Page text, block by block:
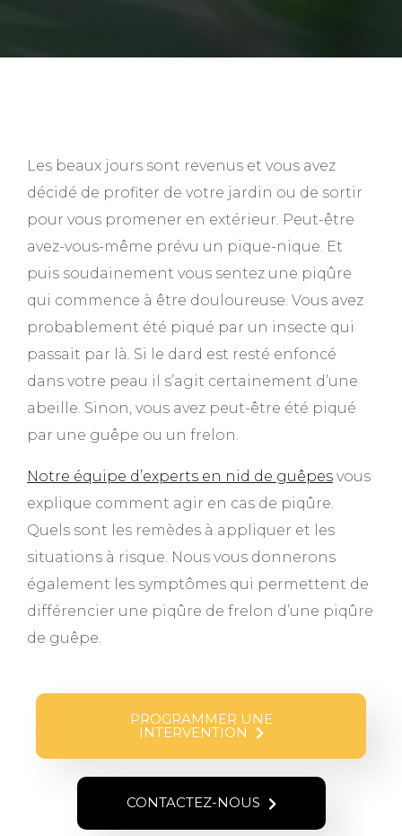
Les beaux jours sont revenus et vous avez
décidé de profiter de votre jardin ou de sortir
pour vous promener en extérieur. Peut-être
avez-vous-même prévu un pique-nique. Et
puis soudainement vous sentez une piqûre
qui commence à être douloureuse. Vous avez
probablement été piqué par un insecte qui
passait par là. Si le dard est resté enfoncé
dans votre peau il s’agit certainement d’une
abeille. Sinon, vous avez peut-être été piqué
par une guêpe ou un frelon.
Notre équipe d’experts en nid de guêpes vous
explique comment agir en cas de piqûre.
Quels sont les remèdes à appliquer et les
situations à risque. Nous vous donnerons
également les symptômes qui permettent de
différencier une piqûre de frelon d’une piqûre
de guêpe.
PROGRAMMER UNE
INTERVENTION
CONTACTEZ-NOUS